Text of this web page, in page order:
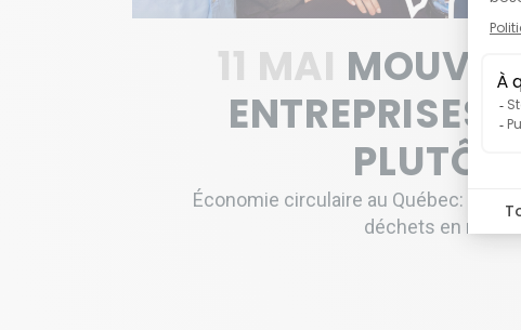
11 MAI
ENTREPRISES
PLUTÔT
Économie circulaire au Québec: ces
déchets en